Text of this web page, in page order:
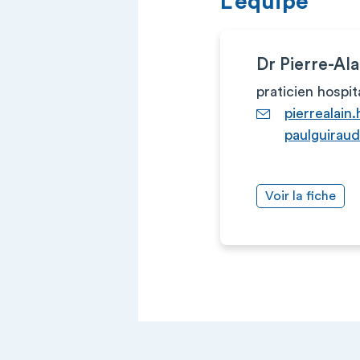
Dr Pierre-
praticien
Voir la fiche